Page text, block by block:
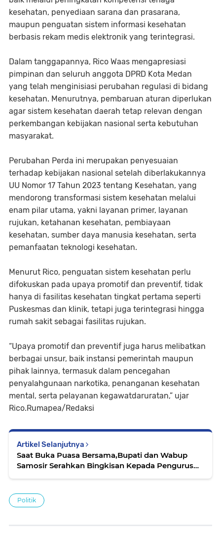
kesehatan, penyediaan sarana dan prasarana,
maupun penguatan sistem informasi kesehatan
berbasis rekam medis elektronik yang terintegrasi.
Dalam tanggapannya, Rico Waas mengapresiasi
pimpinan dan seluruh anggota DPRD Kota Medan
yang telah menginisiasi perubahan regulasi di bidang
kesehatan. Menurutnya, pembaruan aturan diperlukan
agar sistem kesehatan daerah tetap relevan dengan
perkembangan kebijakan nasional serta kebutuhan
masyarakat.
Perubahan Perda ini merupakan penyesuaian
terhadap kebijakan nasional setelah diberlakukannya
UU Nomor 17 Tahun 2023 tentang Kesehatan, yang
mendorong transformasi sistem kesehatan melalui
enam pilar utama, yakni layanan primer, layanan
rujukan, ketahanan kesehatan, pembiayaan
kesehatan, sumber daya manusia kesehatan, serta
pemanfaatan teknologi kesehatan.
Menurut Rico, penguatan sistem kesehatan perlu
difokuskan pada upaya promotif dan preventif, tidak
hanya di fasilitas kesehatan tingkat pertama seperti
Puskesmas dan klinik, tetapi juga terintegrasi hingga
rumah sakit sebagai fasilitas rujukan.
“Upaya promotif dan preventif juga harus melibatkan
berbagai unsur, baik instansi pemerintah maupun
pihak lainnya, termasuk dalam pencegahan
penyalahgunaan narkotika, penanganan kesehatan
mental, serta pelayanan kegawatdaruratan,” ujar
Rico.Rumapea/Redaksi
Artikel Selanjutnya
Saat Buka Puasa Bersama,Bupati dan Wabup
Samosir Serahkan Bingkisan Kepada Pengurus
Politik